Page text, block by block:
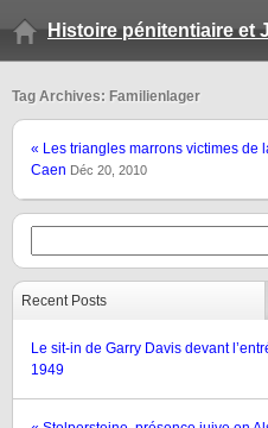
Histoire pénitentiaire et
Tag Archives: Familienlager
« Les triangles marrons victimes de
Caen Déc 20, 2010
Recent Posts
Le sit-in de Garry Davis devant
1949